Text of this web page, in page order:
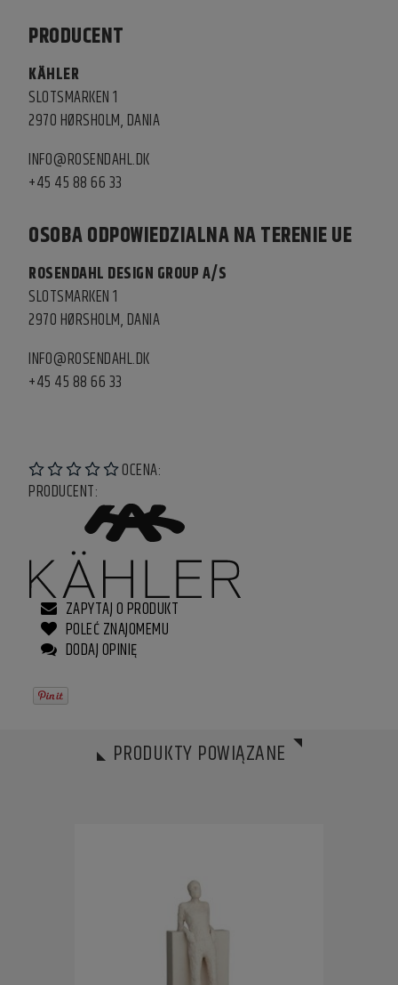
PRODUCENT
KÄHLER
SLOTSMARKEN 1
2970 HØRSHOLM, DANIA
INFO@ROSENDAHL.DK
+45 45 88 66 33
OSOBA ODPOWIEDZIALNA NA TERENIE UE
ROSENDAHL DESIGN GROUP A/S
SLOTSMARKEN 1
2970 HØRSHOLM, DANIA
INFO@ROSENDAHL.DK
+45 45 88 66 33
OCENA:
PRODUCENT:
ZAPYTAJ O PRODUKT
POLEĆ ZNAJOMEMU
DODAJ OPINIĘ
PRODUKTY POWIĄZANE